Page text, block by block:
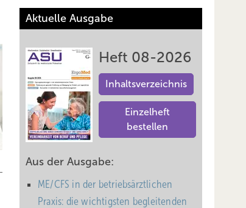
Aktuelle Ausgabe
Heft 08-2026
Inhaltsverzeichnis
Einzelheft
bestellen
Aus der Ausgabe:
ME/CFS in der betriebsärztlichen
Praxis: die wichtigsten begleitenden